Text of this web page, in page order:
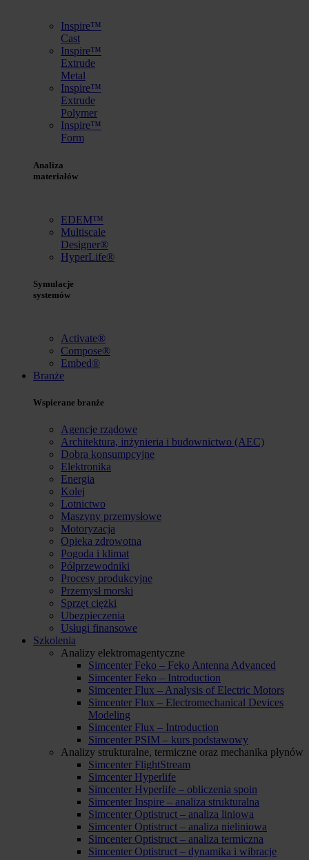
Inspire™
Cast
Inspire™
Extrude
Metal
Inspire™
Extrude
Polymer
Inspire™
Form
Analiza
materiałów
EDEM™
Multiscale
Designer®
HyperLife®
Symulacje
systemów
Activate®
Compose®
Embed®
Branże
Wspierane branże
Agencje rządowe
Architektura, inżynieria i budownictwo (AEC)
Dobra konsumpcyjne
Elektronika
Energia
Kolej
Lotnictwo
Maszyny przemysłowe
Motoryzacja
Opieka zdrowotna
Pogoda i klimat
Półprzewodniki
Procesy produkcyjne
Przemysł morski
Sprzęt ciężki
Ubezpieczenia
Usługi finansowe
Szkolenia
Analizy elektromagentyczne
Simcenter Feko – Feko Antenna Advanced
Simcenter Feko – Introduction
Simcenter Flux – Analysis of Electric Motors
Simcenter Flux – Electromechanical Devices
Modeling
Simcenter Flux – Introduction
Simcenter PSIM – kurs podstawowy
Analizy strukturalne, termiczne oraz mechanika płynów
Simcenter FlightStream
Simcenter Hyperlife
Simcenter Hyperlife – obliczenia spoin
Simcenter Inspire – analiza strukturalna
Simcenter Optistruct – analiza liniowa
Simcenter Optistruct – analiza nieliniowa
Simcenter Optistruct – analiza termiczna
Simcenter Optistruct – dynamika i wibracje